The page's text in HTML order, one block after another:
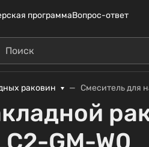
программаВопрос-ответ
раковин Смеситель для